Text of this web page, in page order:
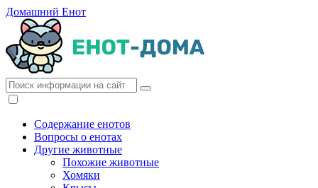
Домашний Енот
Содержание енотов
Вопросы о енотах
Другие животные
Похожие животные
Хомяки